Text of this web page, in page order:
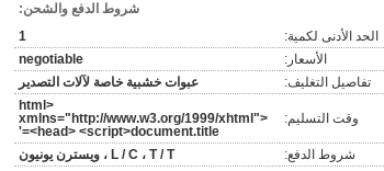
شروط الدفع والشحن:
الحد الأدنى لكمية:
1
الأسعار:
negotiable
تفاصيل التغليف:
عبوات خشبية خاصة لآلات التصدير
وقت التسليم:
<html
xmlns="http://www.w3.org/1999/xhtml">
<head> <script>document.title='
شروط الدفع:
L / C ، T / T ، ويسترن يونيون